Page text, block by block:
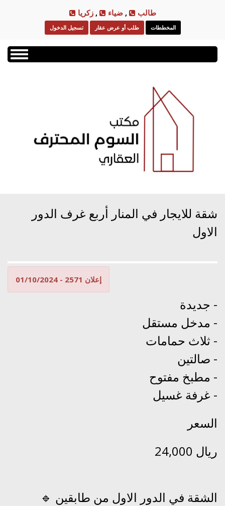
طالب ,ضياء ,زكريا
تسجيل الدخول طلب أو عرض عقار المخططات
شقة للايجار في المنار أربع غرف الدور
الاول
إعلان 2571 - 01/10/2024
جديدة -
مدخل مستقل -
ثلاث حمامات -
صالتين -
مطبخ مفتوح -
غرفة غسيل -
السعر
24,000 ريال
🔹 الشقة في الدور الاول من طابقين